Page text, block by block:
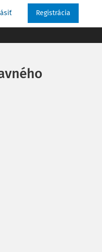
Registrácia